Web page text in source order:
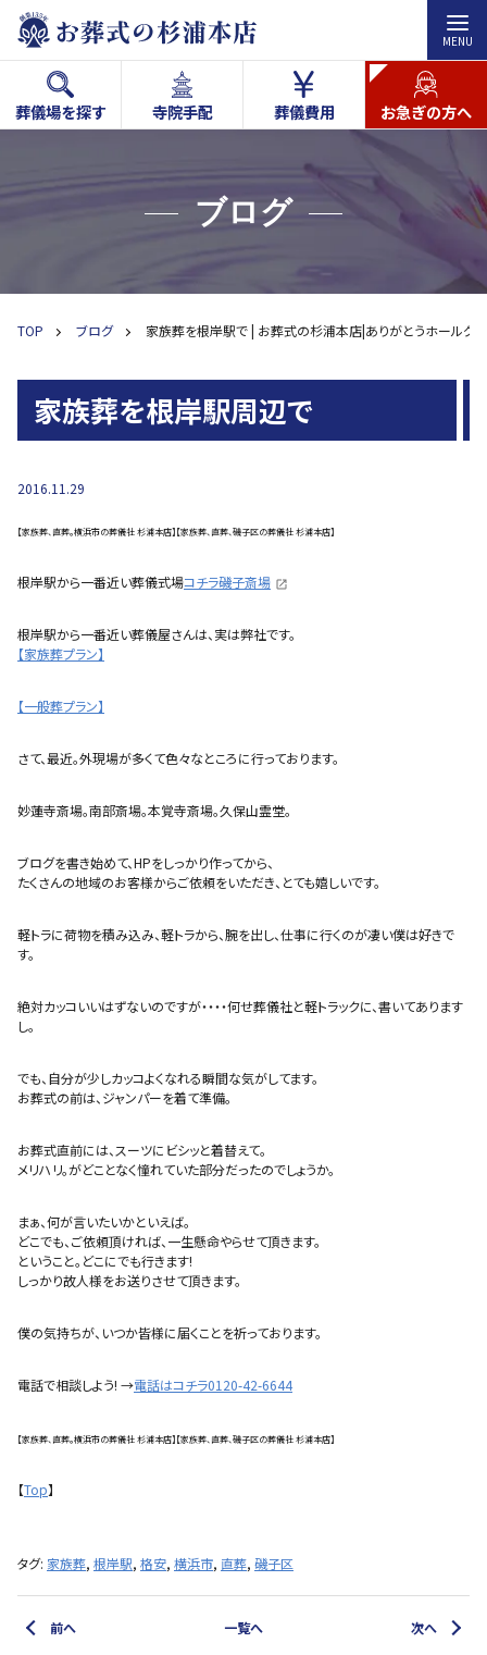
MENU
葬儀場を探す 寺院手配 葬儀費用 お急ぎの方へ
ブログ
TOP ブログ 家族葬を根岸駅で | お葬式の杉浦本店|ありがとうホールグ
家族葬を根岸駅周辺で
2016.11.29
【家族葬、直葬。横浜市の葬儀社 杉浦本店】【家族葬、直葬、磯子区の葬儀社 杉浦本店】
根岸駅から一番近い葬儀式場コチラ磯子斎場
根岸駅から一番近い葬儀屋さんは、実は弊社です。
【家族葬プラン】
【一般葬プラン】
さて、最近。外現場が多くて色々なところに行っております。
妙蓮寺斎場。南部斎場。本覚寺斎場。久保山霊堂。
ブログを書き始めて、HPをしっかり作ってから、
たくさんの地域のお客様からご依頼をいただき、とても嬉しいです。
軽トラに荷物を積み込み、軽トラから、腕を出し、仕事に行くのが凄い僕は好きで
す。
絶対カッコいいはずないのですが・・・・何せ葬儀社と軽トラックに、書いてあります
し。
でも、自分が少しカッコよくなれる瞬間な気がしてます。
お葬式の前は、ジャンパーを着て準備。
お葬式直前には、スーツにビシッと着替えて。
メリハリ。がどことなく憧れていた部分だったのでしょうか。
まぁ、何が言いたいかといえば。
どこでも、ご依頼頂ければ、一生懸命やらせて頂きます。
ということ。どこにでも行きます!
しっかり故人様をお送りさせて頂きます。
僕の気持ちが、いつか皆様に届くことを祈っております。
電話で相談しよう! →電話はコチラ0120-42-6644
【家族葬、直葬。横浜市の葬儀社 杉浦本店】【家族葬、直葬、磯子区の葬儀社 杉浦本店】
【Top】
タグ: 家族葬, 根岸駅, 格安, 横浜市, 直葬, 磯子区
前へ 一覧へ 次へ